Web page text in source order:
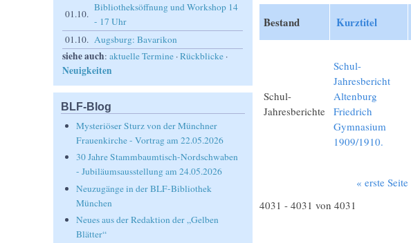
Bestand Kurztitel
Schul-
Jahresberichte
Schul-
Jahresbericht
Altenburg
Friedrich
Gymnasium
1909/1910.
« erste Seite
4031 - 4031 von 4031
01.10.
Bibliotheksöffnung und Workshop 14
- 17 Uhr
01.10. Augsburg: Bavarikon
siehe auch:aktuelle Termine ·Rückblicke ·
Neuigkeiten
BLF-Blog
Mysteriöser Sturz von der Münchner
Frauenkirche - Vortrag am 22.05.2026
30 Jahre Stammbaumtisch-Nordschwaben
- Jubiläumsausstellung am 24.05.2026
Neuzugänge in der BLF-Bibliothek
München
Neues aus der Redaktion der „Gelben
Blätter“